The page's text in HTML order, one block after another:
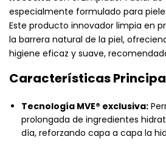
especialmente formulado para
Este producto innovador limpia en
la barrera natural de la piel,
higiene eficaz y suave,
Características
Tecnología MVE® exclusiva:
prolongada de ingredientes
día, reforzando capa a capa la